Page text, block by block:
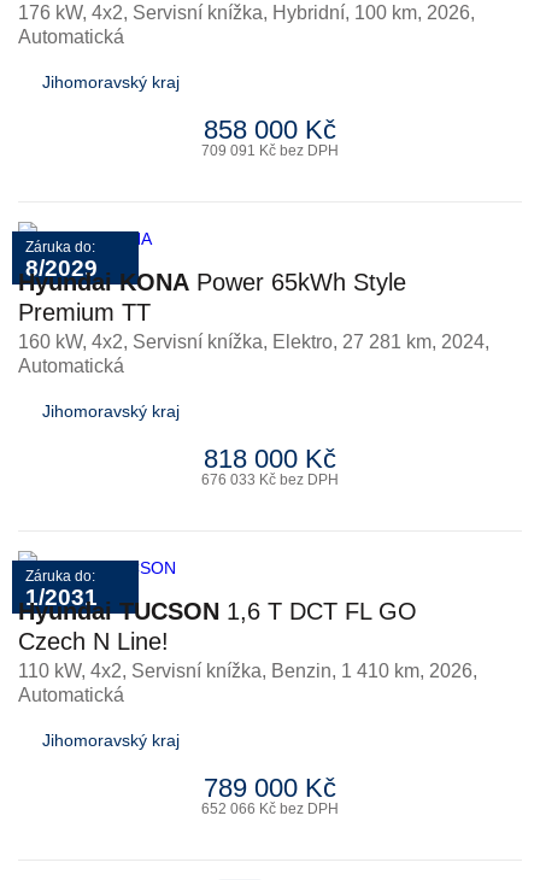
176 kW, 4x2, Servisní knížka, Hybridní, 100 km, 2026,
Automatická
Jihomoravský kraj
858 000 Kč
709 091 Kč bez DPH
Záruka do:
8/2029
Hyundai KONA Power 65kWh Style
Premium TT
160 kW, 4x2, Servisní knížka, Elektro, 27 281 km, 2024,
Automatická
Jihomoravský kraj
818 000 Kč
676 033 Kč bez DPH
Záruka do:
1/2031
Hyundai TUCSON 1,6 T DCT FL GO
Czech N Line!
110 kW, 4x2, Servisní knížka, Benzin, 1 410 km, 2026,
Automatická
Jihomoravský kraj
789 000 Kč
652 066 Kč bez DPH